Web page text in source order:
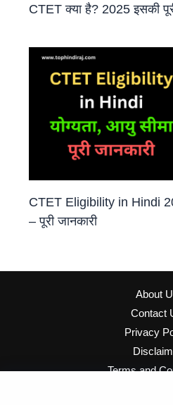
CTET क्या है? 2025 इसकी
CTET Eligibility in Hindi
– पूरी जानकारी
About
Contact
Privacy
Terms and